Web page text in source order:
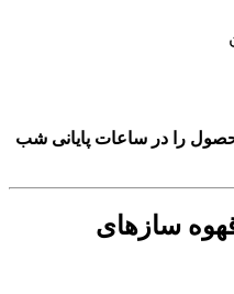
محصول را در ساعات پایانی شب
سازهای